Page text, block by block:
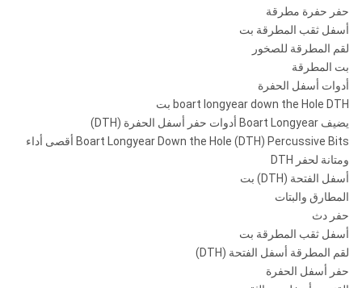
حفر حفرة مطرقة
أسفل ثقب المطرقة بت
لقم المطرقة للصخور
بت المطرقة
أدوات أسفل الحفرة
boart longyear down the Hole DTH بت
يضيف Boart Longyear أدوات حفر أسفل الحفرة (DTH)
Boart Longyear Down the Hole (DTH) Percussive Bits أقصى أداء
ومتانة لحفر DTH
أسفل الفتحة (DTH) بت
المطارق والبتات
حفر دث
أسفل ثقب المطرقة بت
لقم المطرقة أسفل الفتحة (DTH)
حفر أسفل الحفرة